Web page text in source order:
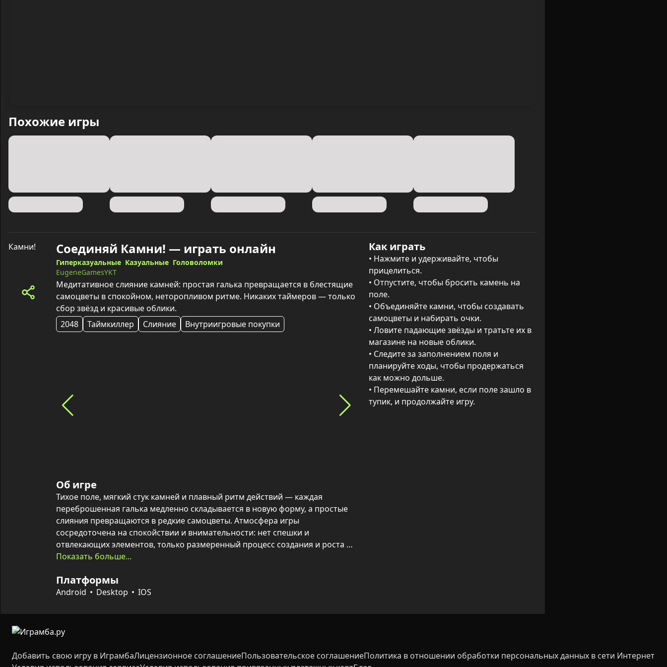
Похожие игры
Соединяй Камни! — играть онлайн
Гиперказуальные Казуальные Головоломки
EugeneGamesYKT
Медитативное слияние камней: простая галька превращается в блестящие
самоцветы в спокойном, неторопливом ритме. Никаких таймеров — только
сбор звёзд и красивые облики.
2048
Таймкиллер Слияние Внутриигровые покупки
Как играть
• Нажмите и удерживайте, чтобы
прицелиться.
• Отпустите, чтобы бросить камень на
поле.
• Объединяйте камни, чтобы создавать
самоцветы и набирать очки.
• Ловите падающие звёзды и тратьте их в
магазине на новые облики.
• Следите за заполнением поля и
планируйте ходы, чтобы продержаться
как можно дольше.
• Перемешайте камни, если поле зашло в
тупик, и продолжайте игру.
Об игре
Тихое поле, мягкий стук камней и плавный ритм действий — каждая
переброшенная галька медленно складывается в новую форму, а простые
слияния превращаются в редкие самоцветы. Атмосфера игры
сосредоточена на спокойствии и внимательности: нет спешки и
отвлекающих элементов, только размеренный процесс создания и роста
рекорда.
Механика основана на физике: прицеливание и падение камней задают
положение, пространство ограничено, и задача — набрать как можно
затруднениях доступна функция перемешивания поля, чтобы продолжить
сеанс созидания.
Показать больше...
Платформы
Android Desktop IOS
Добавить свою игру в ИграмбаЛицензионное соглашениеПользовательское соглашениеПолитика в отношении обработки персональных данных в сети Интернет